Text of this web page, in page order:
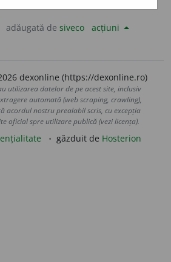
adăugată de siveco acțiuni
dexonline (https://dexonline.ro)
utilizarea datelor de pe acest site, inclusiv
automată (web scraping, crawling),
acordul nostru prealabil scris, cu excepția
oficial spre utilizare publică (vezi licența).
găzduit de Hosterion